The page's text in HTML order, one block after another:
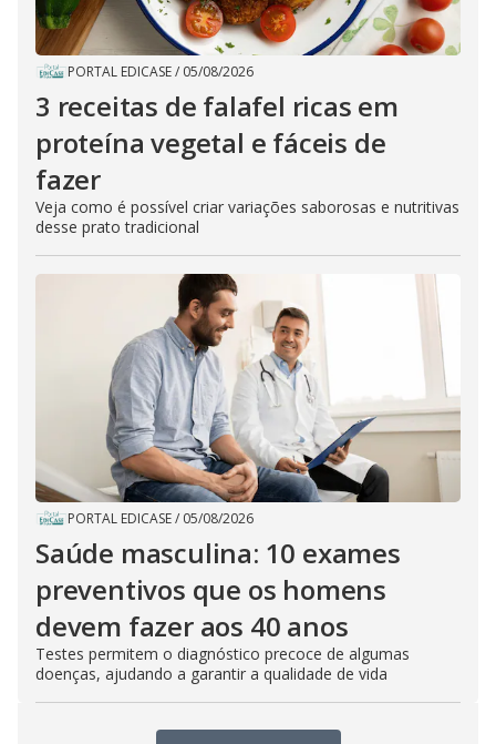
PORTAL EDICASE/ 05/08/2026
3 receitas de falafel ricas em
proteína vegetal e fáceis de
fazer
Veja como é possível criar variações saborosas e nutritivas
desse prato tradicional
PORTAL EDICASE/ 05/08/2026
Saúde masculina: 10 exames
preventivos que os homens
devem fazer aos 40 anos
Testes permitem o diagnóstico precoce de algumas
doenças, ajudando a garantir a qualidade de vida